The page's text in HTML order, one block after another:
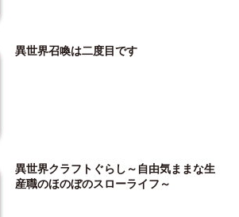
異世界召喚は二度目です
異世界クラフトぐらし～自由気ままな生
産職のほのぼのスローライフ～